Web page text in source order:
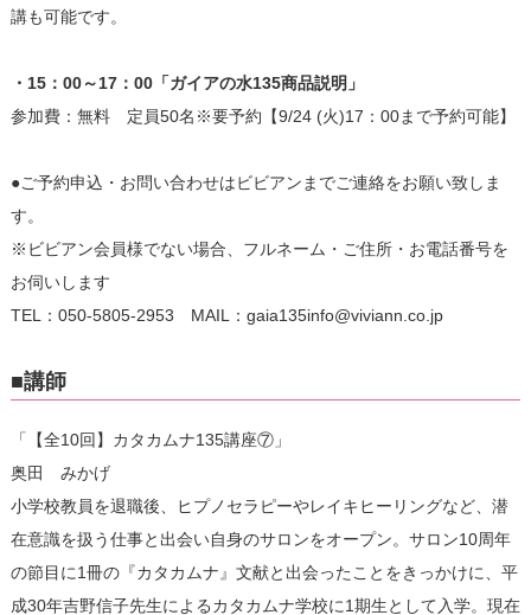
講も可能です。
・15：00～17：00「ガイアの水135商品説明」
参加費：無料 定員50名※要予約【9/24 (火)17：00まで予約可能】
●ご予約申込・お問い合わせはビビアンまでご連絡をお願い致しま
す。
※ビビアン会員様でない場合、フルネーム・ご住所・お電話番号を
お伺いします
TEL：050-5805-2953 MAIL：gaia135info@viviann.co.jp
■講師
「【全10回】カタカムナ135講座⑦」
奥田 みかげ
小学校教員を退職後、ヒプノセラピーやレイキヒーリングなど、潜
在意識を扱う仕事と出会い自身のサロンをオープン。サロン10周年
の節目に1冊の『カタカムナ』文献と出会ったことをきっかけに、平
成30年吉野信子先生によるカタカムナ学校に1期生として入学。現在